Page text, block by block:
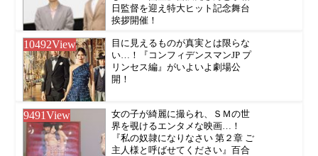
日監督を迎え特大ヒット記念舞台
挨拶開催！
10492View
目に見えるものが真実とは限らな
い…！『コンフィデンスマンJP プ
リンセス編』がいよいよ劇場公
開！
9491View
女の子が綺麗に撮られ、ＳＭの世
界を覗けるエンタメな映画…！
『私の奴隷になりなさい 第２章 ご
主人様と呼ばせてください』百合